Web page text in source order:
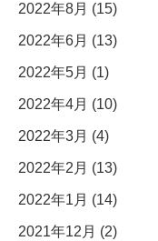
2022年8月 (15)
2022年6月 (13)
2022年5月 (1)
2022年4月 (10)
2022年3月 (4)
2022年2月 (13)
2022年1月 (14)
2021年12月 (2)